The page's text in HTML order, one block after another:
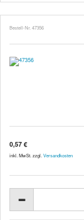
Bestell-Nr. 47356
0,57 €
inkl. MwSt. zzgl. Versandkosten